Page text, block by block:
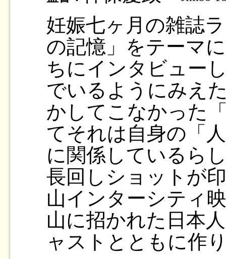
妊娠七ヶ月の雑誌
の記憶」をテーマ
ちにインタビュー
でいるようにみえ
かしてこなかった
てそれは自身の「
に関係しているら
長回しショットが
山インターシティ
山に招かれた日本
ャストとともに作